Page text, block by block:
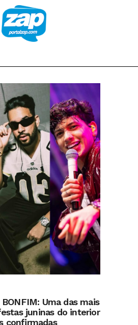
BONFIM: Uma das mais
juninas do interior
confirmadas